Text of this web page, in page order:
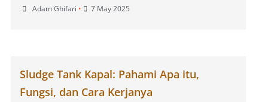
Adam Ghifari • 7 May 2025
Sludge Tank Kapal: Pahami Apa itu,
Fungsi, dan Cara Kerjanya